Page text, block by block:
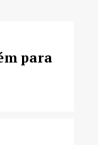
para